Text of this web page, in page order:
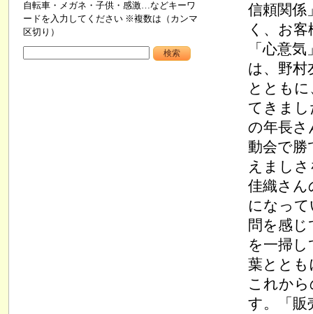
自転車・メガネ・子供・感激…などキーワ
ードを入力してください ※複数は（カンマ
区切り）
信頼関係
く、お
「心意
は、野村
ととも
てきまし
の年長さ
動会で勝
えまし
佳織さん
になっ
問を感
を一掃
葉ととも
これか
す。「販